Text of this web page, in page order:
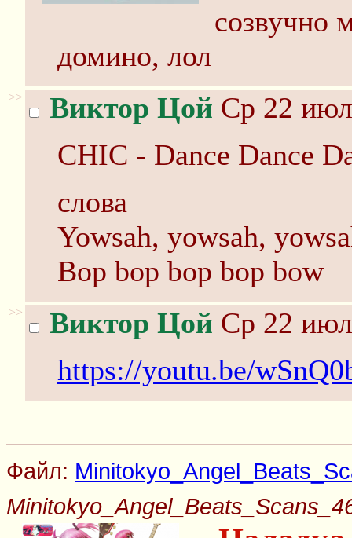
созвучно
домино, лол
>> Виктор Цой Ср 22
CHIC - Dance Dance
слова
Yowsah, yowsah,
Bop bop bop bop bow
>> Виктор Цой Ср 22
https://youtu.be/
Файл: